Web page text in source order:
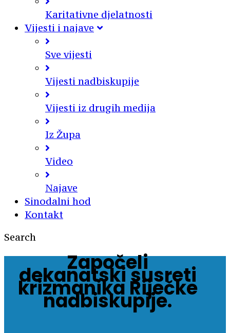
Karitativne djelatnosti
Vijesti i najave
Sve vijesti
Vijesti nadbiskupije
Vijesti iz drugih medija
Iz Župa
Video
Najave
Sinodalni hod
Kontakt
Search
Započeli
dekanatski susreti
krizmanika Riječke
nadbiskupije.